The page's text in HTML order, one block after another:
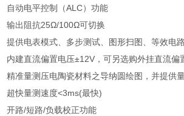
自动电平控制（ALC）功能
输出阻抗25Ω/100Ω可切换
提供电表模式、多步测试、图形扫图、等效电
内建直流偏置电压±12V，可另选购外挂直流
精准量测压电陶瓷材料之导纳圆绘图，并提供
超快量测速度<3ms(最快)
开路/短路/负载校正功能